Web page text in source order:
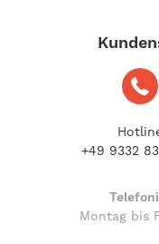
+49 9332
Montag bis